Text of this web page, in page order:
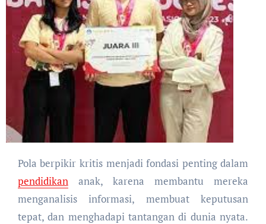
Pola berpikir kritis menjadi fondasi penting dalam
pendidikananak, karena membantu mereka
menganalisis informasi, membuat keputusan
tepat, dan menghadapi tantangan di dunia nyata.